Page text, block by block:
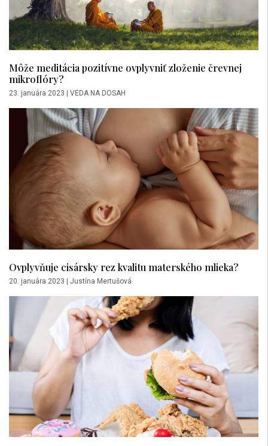
Môže meditácia pozitívne ovplyvniť zloženie črevnej
mikroflóry?
23. januára 2023 VEDA NA DOSAH
Ovplyvňuje cisársky rez kvalitu materského mlieka?
20. januára 2023 | Justína Mertušová